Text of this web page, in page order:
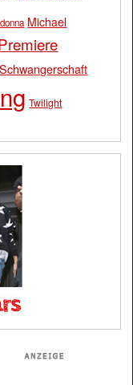
Michael
Schwangerschaft
Twilight